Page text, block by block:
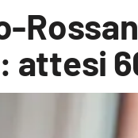
attesi